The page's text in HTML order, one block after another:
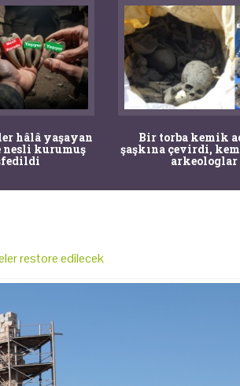
hâlâ yaşayan
nesli kurumuş
Bir torba kemik
şaşkına çevirdi,
arkeologlar
restore edilecek